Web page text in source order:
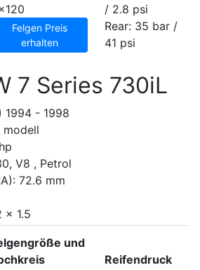
Felgen Preis
erhalten
/ 2.8 psi
Rear: 35 bar /
41 psi
7 Series 730iL
1994 - 1998
modell
V8 , Petrol
72.6 mm
x 1.5
und
Reifendruck